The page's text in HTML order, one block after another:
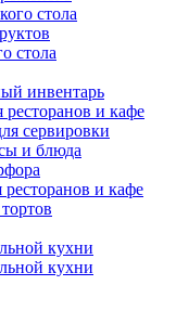
стола
стола
инвентарь
ресторанов и кафе
сервировки
и блюда
и кафе
кухни
кухни